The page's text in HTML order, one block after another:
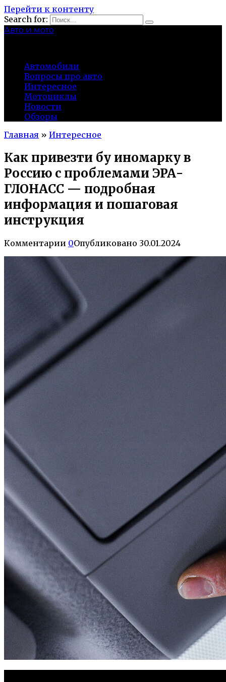
Перейти к контенту
Search for:
Авто и мото
Автомобили
Вопросы про авто
Интересное
Мотоциклы
Новости
Обзоры
Главная » Интересное
Как привезти бу иномарку в
Россию с проблемами ЭРА-
ГЛОНАСС — подробная
информация и пошаговая
инструкция
Комментарии 0Опубликовано 30.01.2024